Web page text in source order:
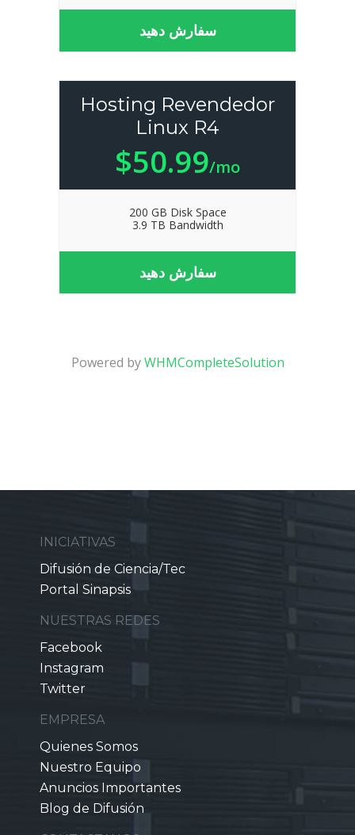
سفارش دهید
Hosting Revendedor
Linux R4
$50.99/mo
200 GB Disk Space
3.9 TB Bandwidth
سفارش دهید
Powered byWHMCompleteSolution
INICIATIVAS
Difusión de Ciencia/Tec
Portal Sinapsis
NUESTRAS REDES
Facebook
Instagram
Twitter
EMPRESA
Quienes Somos
Nuestro Equipo
Anuncios Importantes
Blog de Difusión